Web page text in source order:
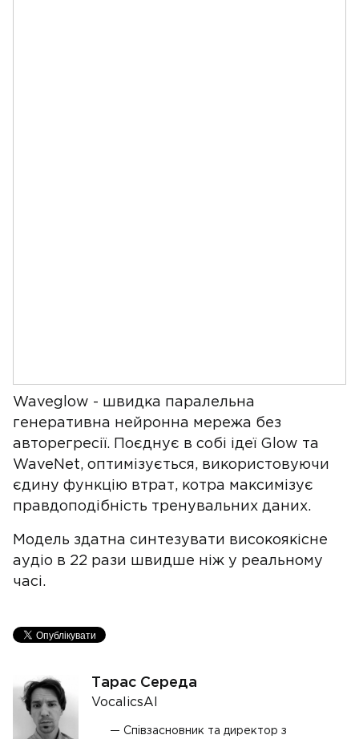
Waveglow - швидка паралельна
генеративна нейронна мережа без
авторегресії. Поєднує в собі ідеї Glow та
WaveNet, оптимізується, використовуючи
єдину функцію втрат, котра максимізує
правдоподібність тренувальних даних.
Модель здатна синтезувати високоякісне
аудіо в 22 рази швидше ніж у реальному
часі.
Тарас Середа
VocalicsAI
Співзасновник та директор з